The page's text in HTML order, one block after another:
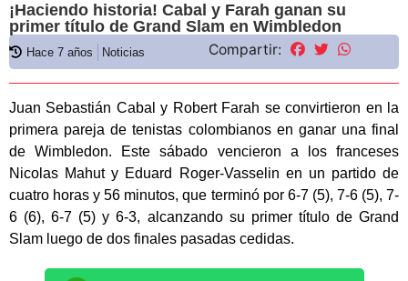
¡Haciendo historia! Cabal y Farah ganan su
primer título de Grand Slam en Wimbledon
Hace 7 años Noticias Compartir:
Juan Sebastián Cabal y Robert Farah se convirtieron en la
primera pareja de tenistas colombianos en ganar una final
de Wimbledon. Este sábado vencieron a los franceses
Nicolas Mahut y Eduard Roger-Vasselin en un partido de
cuatro horas y 56 minutos, que terminó por 6-7 (5), 7-6 (5), 7-
6 (6), 6-7 (5) y 6-3, alcanzando su primer título de Grand
Slam luego de dos finales pasadas cedidas.